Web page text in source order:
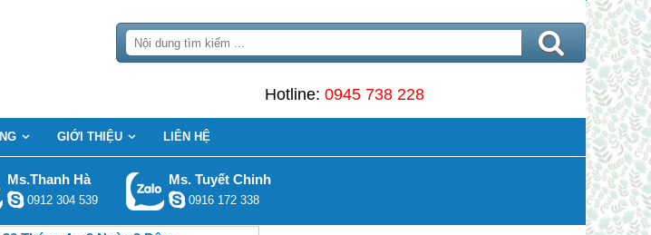
Hotline: 0945 738 228
GIỚI THIỆU LIÊN HỆ
Ms.Thanh Hà
0912 304 539
Ms. Tuyết Chinh
0916 172 338